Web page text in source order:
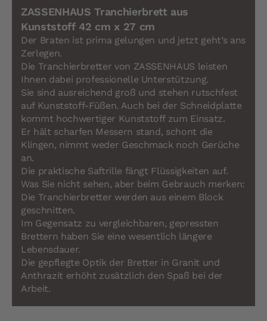
ZASSENHAUS Tranchierbrett aus
Kunststoff 42 cm x 27 cm
Der Braten ist prima gelungen und jetzt geht’s ans
Zerlegen.
Die Tranchierbretter von ZASSENHAUS leisten
Ihnen dabei professionelle Unterstützung.
Sie sind ausreichend groß und stehen rutschfest
auf Kunststoff-Füßen. Auch bei der Schneidplatte
kommt hochwertiger Kunststoff zum Einsatz.
Er hält scharfen Messern stand, schont die
Klingen, nimmt weder Geschmack noch Gerüche
an.
Die praktische Saftrille fängt Flüssigkeiten auf.
Was Sie nicht sehen, aber beim Gebrauch merken:
Die Tranchierbretter werden aus einem Block
geschnitten.
Im Gegensatz zu vergleichbaren, gepressten
Brettern haben Sie eine wesentlich längere
Lebensdauer.
Die gepflegte Optik der Bretter in Granit und
Anthrazit erhöht zusätzlich den Spaß bei der
Arbeit.